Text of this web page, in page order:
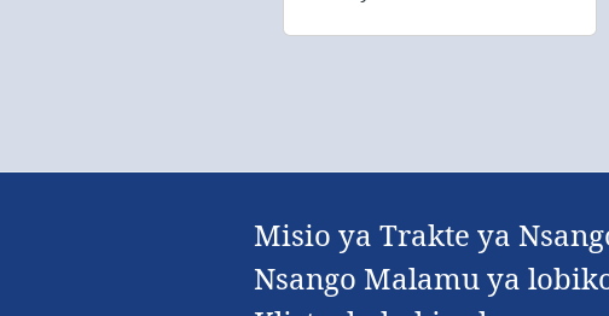
Misio ya Trakte ya
Nsango Malamu ya